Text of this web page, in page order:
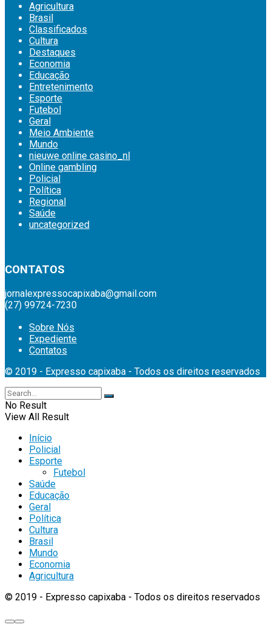
Agricultura
Brasil
Classificados
Cultura
Destaques
Economia
Educação
Entretenimento
Esporte
Futebol
Geral
Meio Ambiente
Mundo
nieuwe online casino_nl
Online gambling
Policial
Política
Regional
Saúde
uncategorized
CONTATOS
jornalexpressocapixaba@gmail.com
(27) 99724-7230
Sobre Nós
Expediente
Contatos
© 2019 - Expresso capixaba - Todos os direitos reservados
No Result
View All Result
Início
Policial
Esporte
Futebol
Saúde
Educação
Geral
Política
Cultura
Brasil
Mundo
Economia
Agricultura
© 2019 - Expresso capixaba - Todos os direitos reservados